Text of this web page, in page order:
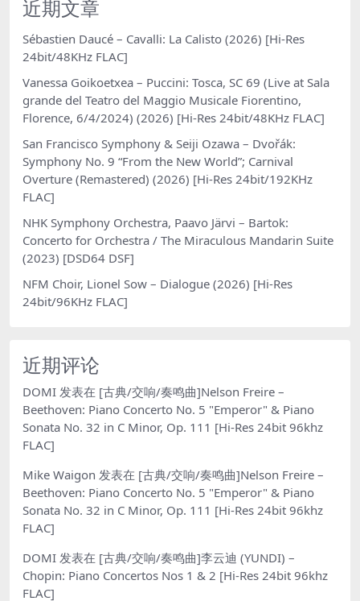
近期文章
Sébastien Daucé – Cavalli: La Calisto (2026) [Hi-Res
24bit/48KHz FLAC]
Vanessa Goikoetxea – Puccini: Tosca, SC 69 (Live at Sala
grande del Teatro del Maggio Musicale Fiorentino,
Florence, 6/4/2024) (2026) [Hi-Res 24bit/48KHz FLAC]
San Francisco Symphony & Seiji Ozawa – Dvořák:
Symphony No. 9 “From the New World”; Carnival
Overture (Remastered) (2026) [Hi-Res 24bit/192KHz
FLAC]
NHK Symphony Orchestra, Paavo Järvi – Bartok:
Concerto for Orchestra / The Miraculous Mandarin Suite
(2023) [DSD64 DSF]
NFM Choir, Lionel Sow – Dialogue (2026) [Hi-Res
24bit/96KHz FLAC]
近期评论
DOMI 发表在 [古典/交响/奏鸣曲]Nelson Freire –
Beethoven: Piano Concerto No. 5 "Emperor" & Piano
Sonata No. 32 in C Minor, Op. 111 [Hi-Res 24bit 96khz
FLAC]
Mike Waigon 发表在 [古典/交响/奏鸣曲]Nelson Freire –
Beethoven: Piano Concerto No. 5 "Emperor" & Piano
Sonata No. 32 in C Minor, Op. 111 [Hi-Res 24bit 96khz
FLAC]
DOMI 发表在 [古典/交响/奏鸣曲]李云迪 (YUNDI) –
Chopin: Piano Concertos Nos 1 & 2 [Hi-Res 24bit 96khz
FLAC]